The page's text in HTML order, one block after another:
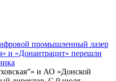
и «Донантрацит» перешли
и АО «Донской